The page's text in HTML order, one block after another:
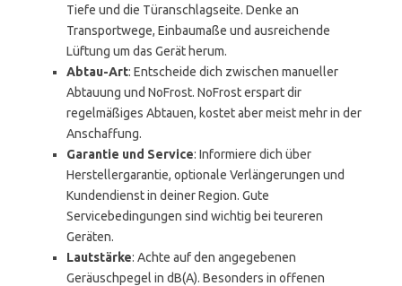
Tiefe und die Türanschlagseite. Denke an
Transportwege, Einbaumaße und ausreichende
Lüftung um das Gerät herum.
Abtau-Art: Entscheide dich zwischen manueller
Abtauung und NoFrost. NoFrost erspart dir
regelmäßiges Abtauen, kostet aber meist mehr in der
Anschaffung.
Garantie und Service: Informiere dich über
Herstellergarantie, optionale Verlängerungen und
Kundendienst in deiner Region. Gute
Servicebedingungen sind wichtig bei teureren
Geräten.
Lautstärke: Achte auf den angegebenen
Geräuschpegel in dB(A). Besonders in offenen